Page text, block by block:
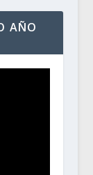
AÑO